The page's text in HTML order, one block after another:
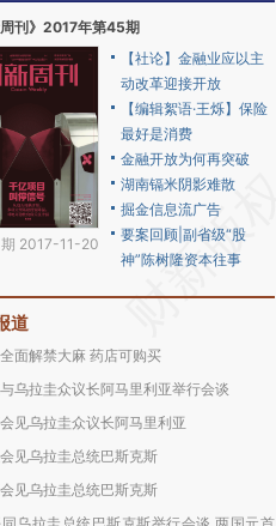
周刊》2017年第45期
期 2017-11-20
【社论】金融业应以主
动改革迎接开放
【编辑絮语·王烁】保险
最好是消费
金融开放为何再突破
湖南镉米阴影难散
掘金信息流广告
要案回顾|副省级“股
神”陈树隆资本往事
道
面解禁大麻 药店可购买
乌拉圭众议长阿马里利亚举行会谈
见乌拉圭众议长阿马里利亚
见乌拉圭总统巴斯克斯
见乌拉圭总统巴斯克斯